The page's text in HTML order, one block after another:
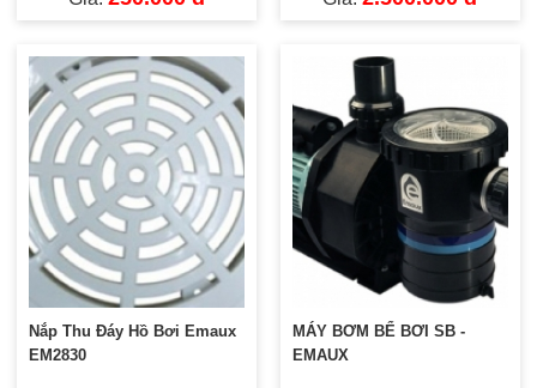
Nắp Thu Đáy Hồ Bơi Emaux
EM2830
MÁY BƠM BỂ BƠI SB -
EMAUX